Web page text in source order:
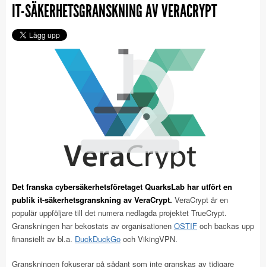
IT-SÄKERHETSGRANSKNING AV VERACRYPT
Det franska cybersäkerhetsföretaget QuarksLab har utfört en
publik it-säkerhetsgranskning av VeraCrypt. VeraCrypt är en
populär uppföljare till det numera nedlagda projektet TrueCrypt.
Granskningen har bekostats av organisationen OSTIF och backas upp
finansiellt av bl.a. DuckDuckGo och VikingVPN.
Granskningen fokuserar på sådant som inte granskas av tidigare